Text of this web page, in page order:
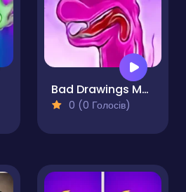
Bad Drawings Memory Game
0 (0 Голосів)